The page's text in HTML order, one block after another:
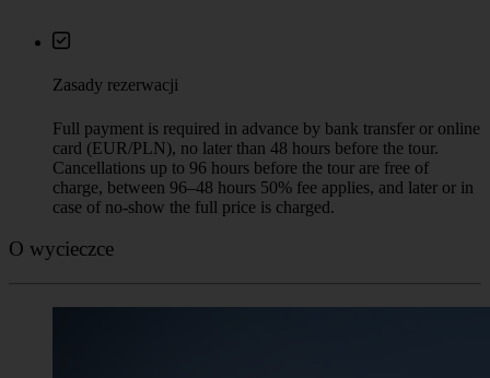
Zasady rezerwacji
Full payment is required in advance by bank transfer or online
card (EUR/PLN), no later than 48 hours before the tour.
Cancellations up to 96 hours before the tour are free of
charge, between 96–48 hours 50% fee applies, and later or in
case of no-show the full price is charged.
O wycieczce